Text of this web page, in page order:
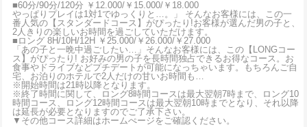
■60分/90分/120分 ￥12.000/￥15.000/￥18.000
やっぱりプレイは1対1でゆっくりと…。」 そんなお客様には、この一
番人気の【スタンダードコース】がぴったり!お客様が選んだ男の子と、
2人きりの楽しいお時間を過ごしていただけます。
■ロング 8H/10H/12H ￥25.000/￥26.000/￥27.000
「あの子と一晩中過ごしたい…」そんなお客様には、この【LONGコー
ス】がぴったり! お好みの男の子を長時間独占できるお得なコース。お
食事やドライブなどプチデートが可能になっちゃいます。もちろんご自
宅、お泊りのホテルで2人だけの甘いお時間も…
※開始時間は21時以降となります。
※終了時間に関して、ロング8時間コースは最大翌朝7時まで、ロング10
時間コース、ロング12時間コースは最大翌朝10時までとなり、それ以降
は延長が必要となりますのでご了承下さい。
▼その他コース詳細はホームぺージをご確認ください。